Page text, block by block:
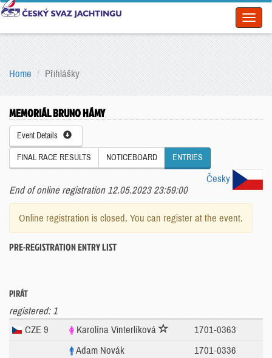
Home Přihlášky
MEMORIÁL BRUNO HÁMY
Event Details
FINAL RACE RESULTS NOTICEBOARD ENTRIES
Česky
End of online registration 12.05.2023 23:59:00
Online registration is closed. You can register at the event.
PRE-REGISTRATION ENTRY LIST
PIRÁT
registered: 1
CZE 9
Karolína Vinterlíková
1701-0363
Adam Novák
1701-0336